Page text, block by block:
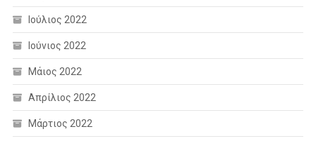
Ιούλιος 2022
Ιούνιος 2022
Μάιος 2022
Απρίλιος 2022
Μάρτιος 2022